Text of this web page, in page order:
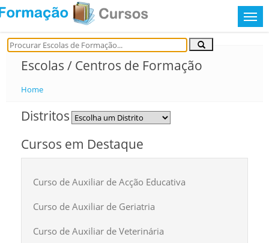
Escolas / Centros de Formação
Home
Distritos
Cursos em Destaque
Curso de Auxiliar de Acção Educativa
Curso de Auxiliar de Geriatria
Curso de Auxiliar de Veterinária